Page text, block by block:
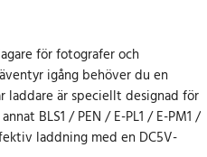
för fotografer och
igång behöver du en
laddare är speciellt designad för
BLS1 / PEN / E-PL1 / E-PM1 /
laddning med en DC5V-